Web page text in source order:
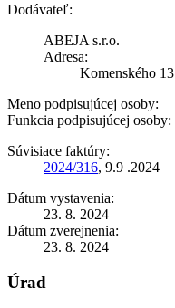
Dodávateľ:
ABEJA s.r.o.
Adresa:
Komenského
Meno podpisujúcej osoby:
Funkcia podpisujúcej osoby:
Súvisiace faktúry:
2024/316, 9.9 .2024
Dátum vystavenia:
23. 8. 2024
Dátum zverejnenia:
23. 8. 2024
Úrad